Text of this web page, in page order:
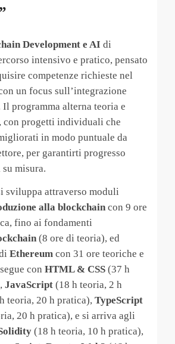
Development e AI di
intensivo e pratico, pensato
competenze richieste nel
un focus sull’integrazione
programma alterna teoria e
con progetti individuali che
in modo puntuale da
per garantirti progresso
misura.
sviluppa attraverso moduli
alla blockchain con 9 ore
fino ai fondamenti
(8 ore di teoria), ed
Ethereum con 31 ore teoriche e
con HTML & CSS (37 h
JavaScript (18 h teoria, 2 h
teoria, 20 h pratica), TypeScript
20 h pratica), e si arriva agli
(18 h teoria, 10 h pratica),